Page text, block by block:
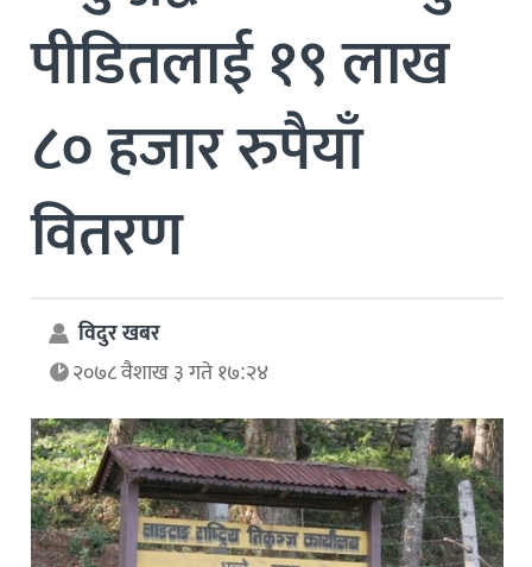
पीडितलाई १९ लाख
८० हजार रुपैयाँ
वितरण
विदुर खबर
२०७८ वैशाख ३ गते १७:२४